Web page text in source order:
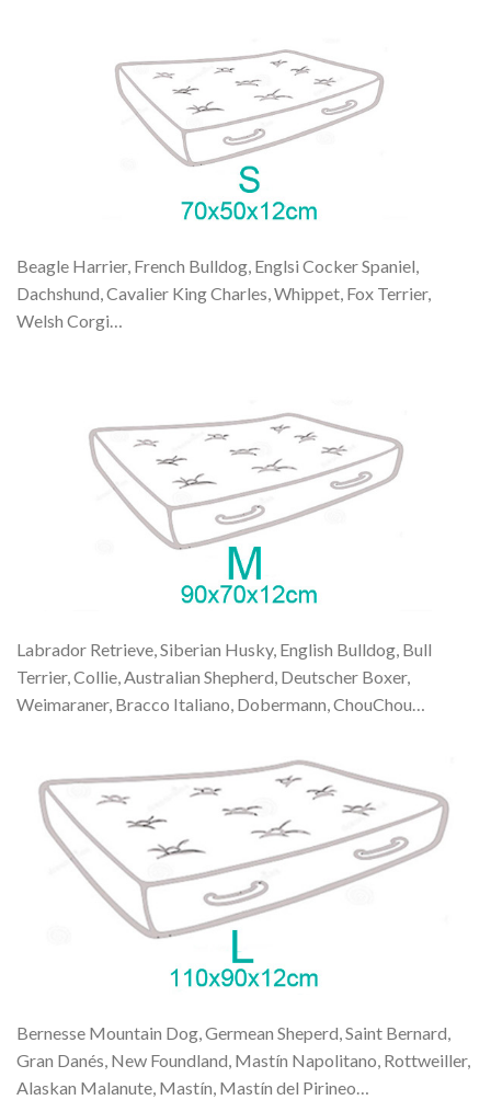
Beagle Harrier, French Bulldog, Englsi Cocker Spaniel,
Dachshund, Cavalier King Charles, Whippet, Fox Terrier,
Welsh Corgi…
Labrador Retrieve, Siberian Husky, English Bulldog, Bull
Terrier, Collie, Australian Shepherd, Deutscher Boxer,
Weimaraner, Bracco Italiano, Dobermann, ChouChou…
Bernesse Mountain Dog, Germean Sheperd, Saint Bernard,
Gran Danés, New Foundland, Mastín Napolitano, Rottweiller,
Alaskan Malanute, Mastín, Mastín del Pirineo…